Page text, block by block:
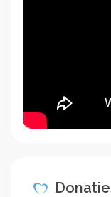
Petite Bande,
uitzending
2019 in de serie